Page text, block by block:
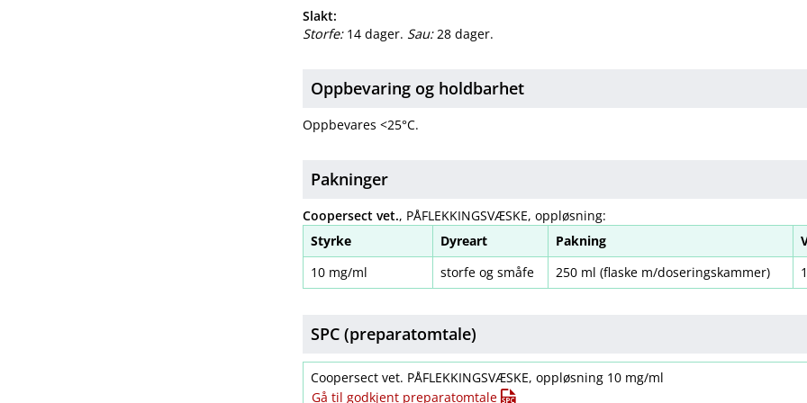
Slakt:
Storfe:14 dager. Sau:28 dager.
Oppbevaring og holdbarhet
Oppbevares <25°C.
Pakninger
Coopersect vet., PÅFLEKKINGSVÆSKE, oppløsning:
Styrke
Dyreart Pakning
10 mg/ml
storfe og småfe 250 ml (flaske m​/​doseringskammer)
SPC (preparatomtale)
Coopersect vet. PÅFLEKKINGSVÆSKE, oppløsning 10 mg/ml
Gå til godkjent preparatomtale